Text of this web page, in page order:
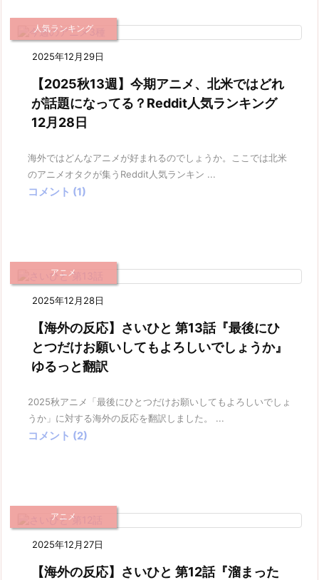
2025年12月29日
人気ランキング
【2025秋13週】今期アニメ、北米ではどれ
が話題になってる？Reddit人気ランキング
12月28日
海外ではどんなアニメが好まれるのでしょうか。ここでは北米
のアニメオタクが集うReddit人気ランキン ...
コメント (1)
2025年12月28日
アニメ
【海外の反応】さいひと 第13話『最後にひ
とつだけお願いしてもよろしいでしょうか』
ゆるっと翻訳
2025秋アニメ「最後にひとつだけお願いしてもよろしいでしょ
うか」に対する海外の反応を翻訳しました。 ...
コメント (2)
2025年12月27日
アニメ
【海外の反応】さいひと 第12話『溜まった